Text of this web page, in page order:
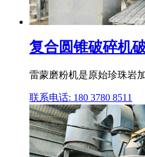
复合圆锥破碎机
雷蒙磨粉机是原始珍珠岩
联系电话: 180 3780 8511